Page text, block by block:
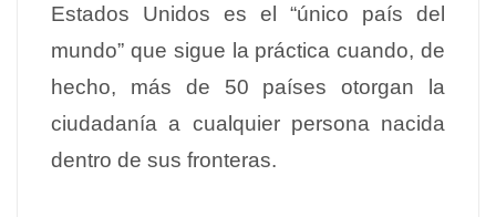
Estados Unidos es el “único país del
mundo” que sigue la práctica cuando, de
hecho, más de 50 países otorgan la
ciudadanía a cualquier persona nacida
dentro de sus fronteras.